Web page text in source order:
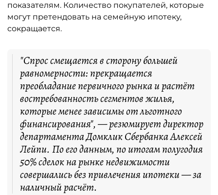
показателям. Количество покупателей, которые
могут претендовать на семейную ипотеку,
сокращается.
"Спрос смещается в сторону большей
равномерности: прекращается
преобладание первичного рынка и растёт
востребованность сегментов жилья,
которые менее зависимы от льготного
финансирования", — резюмирует директор
департамента Домклик Сбербанка Алексей
Лейпи. По его данным, по итогам полугодия
50% сделок на рынке недвижимости
совершались без привлечения ипотеки — за
наличный расчёт.